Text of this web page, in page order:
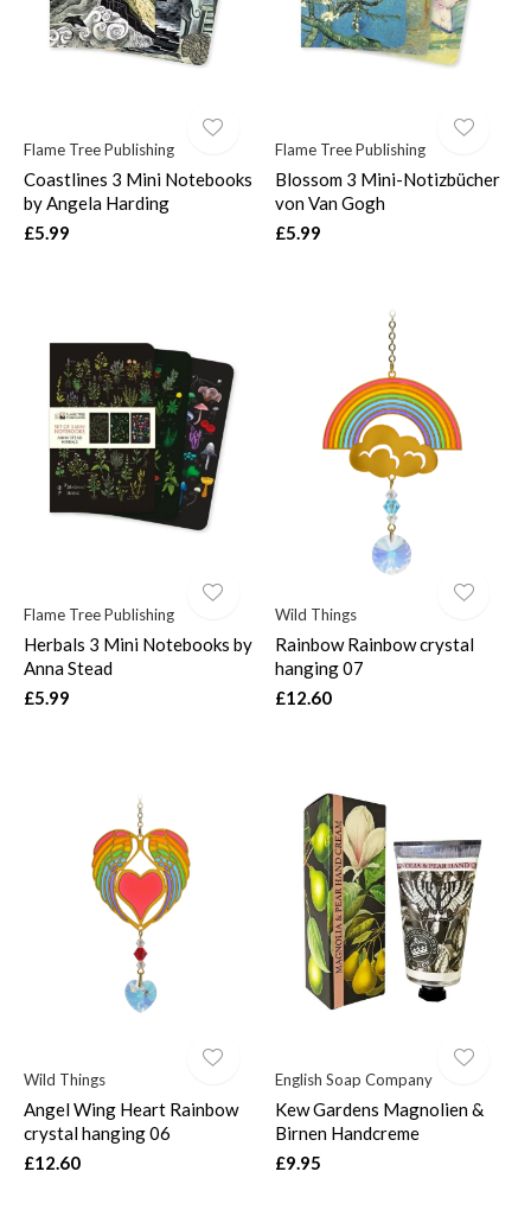
Flame Tree Publishing
Coastlines 3 Mini Notebooks
by Angela Harding
£5.99
Flame Tree Publishing
Blossom 3 Mini-Notizbücher
von Van Gogh
£5.99
Flame Tree Publishing
Herbals 3 Mini Notebooks by
Anna Stead
£5.99
Wild Things
Rainbow Rainbow crystal
hanging 07
£12.60
Wild Things
Angel Wing Heart Rainbow
crystal hanging 06
£12.60
English Soap Company
Kew Gardens Magnolien &
Birnen Handcreme
£9.95